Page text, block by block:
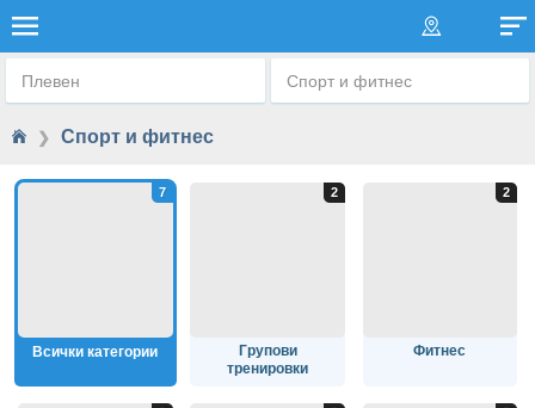
Плевен Спорт и фитнес
❯ Спорт и фитнес
Всички категории
Групови
тренировки
Фитнес